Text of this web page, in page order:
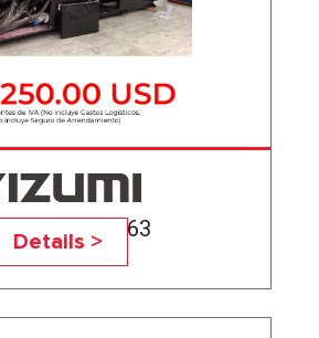
M-27363
Details >